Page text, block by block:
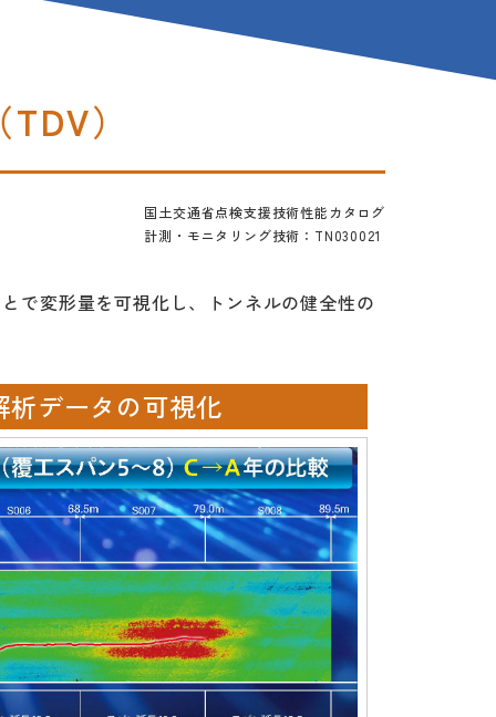
）
国土交通省点検支援技術性能カタログ
計測・モニタリング技術：TN030021
で変形量を可視化し、トンネルの健全性の
データの可視化